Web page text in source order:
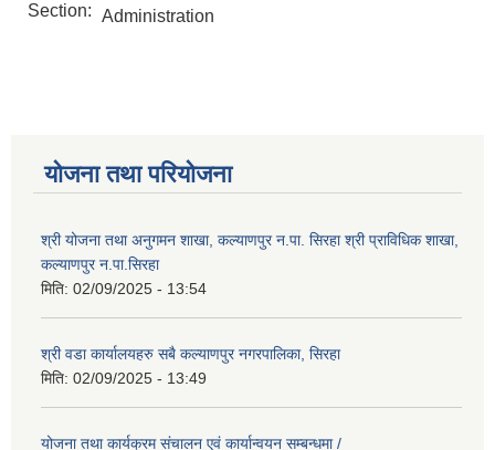
Section: Administration
योजना तथा परियोजना
श्री योजना तथा अनुगमन शाखा, कल्याणपुर न.पा. सिरहा श्री प्राविधिक शाखा,
कल्याणपुर न.पा.सिरहा
मिति: 02/09/2025 - 13:54
श्री वडा कार्यालयहरु सबै कल्याणपुर नगरपालिका, सिरहा
मिति: 02/09/2025 - 13:49
योजना तथा कार्यक्रम संचालन एवं कार्यान्वयन सम्बन्धमा /